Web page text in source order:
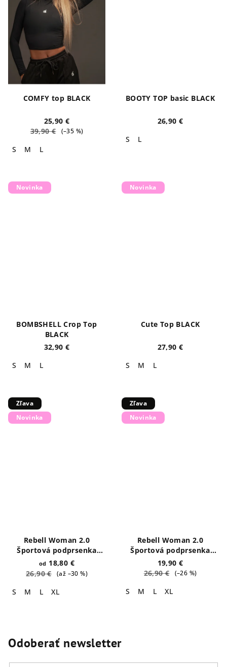
COMFY top BLACK
25,90 €
39,90 €
(–35 %)
S M L
BOOTY TOP basic BLACK
26,90 €
S
L
Novinka
BOMBSHELL Crop Top
BLACK
32,90 €
S
M L
Novinka
Cute Top BLACK
27,90 €
S
M L
Zľava
Novinka
Rebell Woman 2.0
Športová podprsenka
BLACK
od 18,80 €
26,90 € (až –30 %)
S M L XL
Zľava
Novinka
Rebell Woman 2.0
Športová podprsenka
NUDE
19,90 €
26,90 €
(–26 %)
S M L XL
Odoberať newsletter